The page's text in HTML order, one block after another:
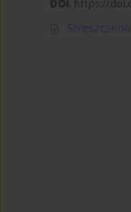
DOI: https://